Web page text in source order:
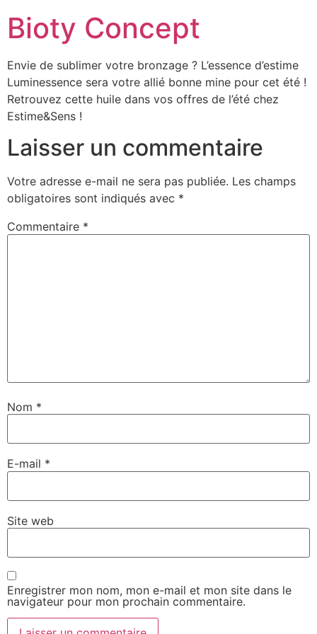
Bioty Concept
Envie de sublimer votre bronzage ? L’essence d’estime
Luminessence sera votre allié bonne mine pour cet été !
Retrouvez cette huile dans vos offres de l’été chez
Estime&Sens !
Laisser un commentaire
Votre adresse e-mail ne sera pas publiée. Les champs
obligatoires sont indiqués avec *
Commentaire *
Nom *
E-mail *
Site web
Enregistrer mon nom, mon e-mail et mon site dans le
navigateur pour mon prochain commentaire.